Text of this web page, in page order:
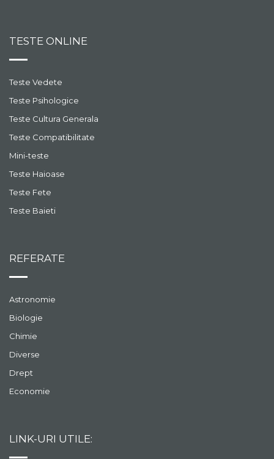
TESTE ONLINE
Teste Vedete
Teste Psihologice
Teste Cultura Generala
Teste Compatibilitate
Mini-teste
Teste Haioase
Teste Fete
Teste Baieti
REFERATE
Astronomie
Biologie
Chimie
Diverse
Drept
Economie
LINK-URI UTILE: